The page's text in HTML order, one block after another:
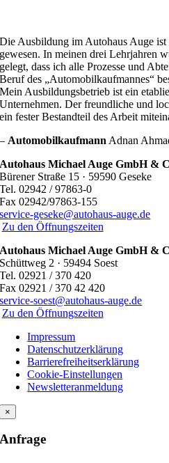
Die Ausbildung im Autohaus Auge ist
gewesen. In meinen drei Lehrjahren
gelegt, dass ich alle Prozesse und
Beruf des „Automobilkaufmannes“
Mein Ausbildungsbetrieb ist ein
Unternehmen. Der freundliche und
ein fester Bestandteil des Arbeit
– Automobilkaufmann Adnan
Autohaus Michael Auge GmbH &
Bürener Straße 15 · 59590 Geseke
Tel. 02942 / 97863-0
Fax 02942/97863-155
service-geseke@autohaus-auge.de
Zu den Öffnungszeiten
Autohaus Michael Auge GmbH &
Schüttweg 2 · 59494 Soest
Tel. 02921 / 370 420
Fax 02921 / 370 42 420
service-soest@autohaus-auge.de
Zu den Öffnungszeiten
Impressum
Datenschutzerklärung
Barrierefreiheitserklärung
Cookie-Einstellungen
Newsletteranmeldung
×
Anfrage